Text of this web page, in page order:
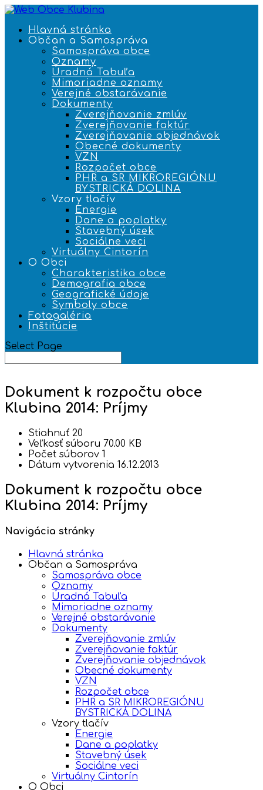
Hlavná stránka
Občan a Samospráva
Samospráva obce
Oznamy
Úradná Tabuľa
Mimoriadne oznamy
Verejné obstarávanie
Dokumenty
Zverejňovanie zmlúv
Zverejňovanie faktúr
Zverejňovanie objednávok
Obecné dokumenty
VZN
Rozpočet obce
PHR a SR MIKROREGIÓNU
BYSTRICKÁ DOLINA
Vzory tlačív
Energie
Dane a poplatky
Stavebný úsek
Sociálne veci
Virtuálny Cintorín
O Obci
Charakteristika obce
Demografia obce
Geografické údaje
Symboly obce
Fotogaléria
Inštitúcie
Select Page
Dokument k rozpočtu obce
Klubina 2014: Príjmy
Stiahnuť 20
Veľkosť súboru 70.00 KB
Počet súborov 1
Dátum vytvorenia 16.12.2013
Dokument k rozpočtu obce
Klubina 2014: Príjmy
Navigácia stránky
Hlavná stránka
Občan a Samospráva
Samospráva obce
Oznamy
Úradná Tabuľa
Mimoriadne oznamy
Verejné obstarávanie
Dokumenty
Zverejňovanie zmlúv
Zverejňovanie faktúr
Zverejňovanie objednávok
Obecné dokumenty
VZN
Rozpočet obce
PHR a SR MIKROREGIÓNU
BYSTRICKÁ DOLINA
Vzory tlačív
Energie
Dane a poplatky
Stavebný úsek
Sociálne veci
Virtuálny Cintorín
O Obci